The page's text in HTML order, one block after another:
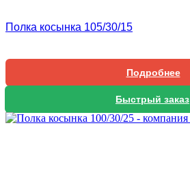
Полка косынка 105/30/15
Подробнее
Быстрый заказ